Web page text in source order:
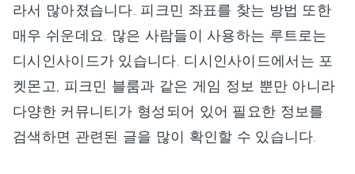
라서 많아졌습니다. 피크민 좌표를 찾는 방법 또한
매우 쉬운데요. 많은 사람들이 사용하는 루트로는
디시인사이드가 있습니다. 디시인사이드에서는 포
켓몬고, 피크민 블룸과 같은 게임 정보 뿐만 아니라
다양한 커뮤니티가 형성되어 있어 필요한 정보를
검색하면 관련된 글을 많이 확인할 수 있습니다.